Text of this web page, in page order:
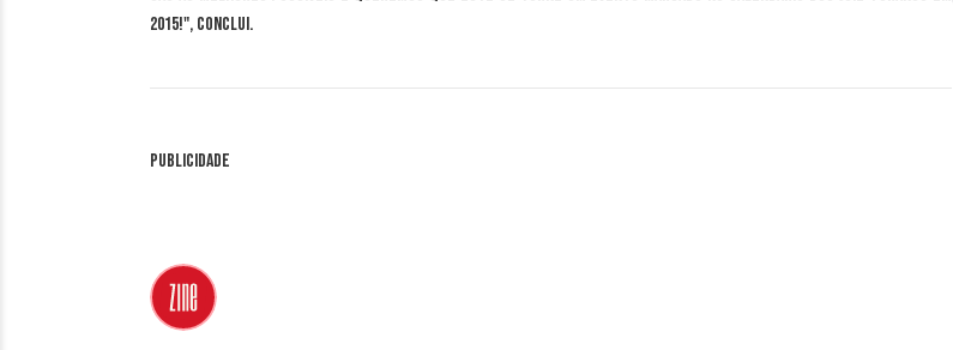
2015!", conclui.
Publicidade